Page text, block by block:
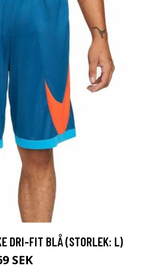
DRI-FIT BLÅ (STORLEK: L)
SEK